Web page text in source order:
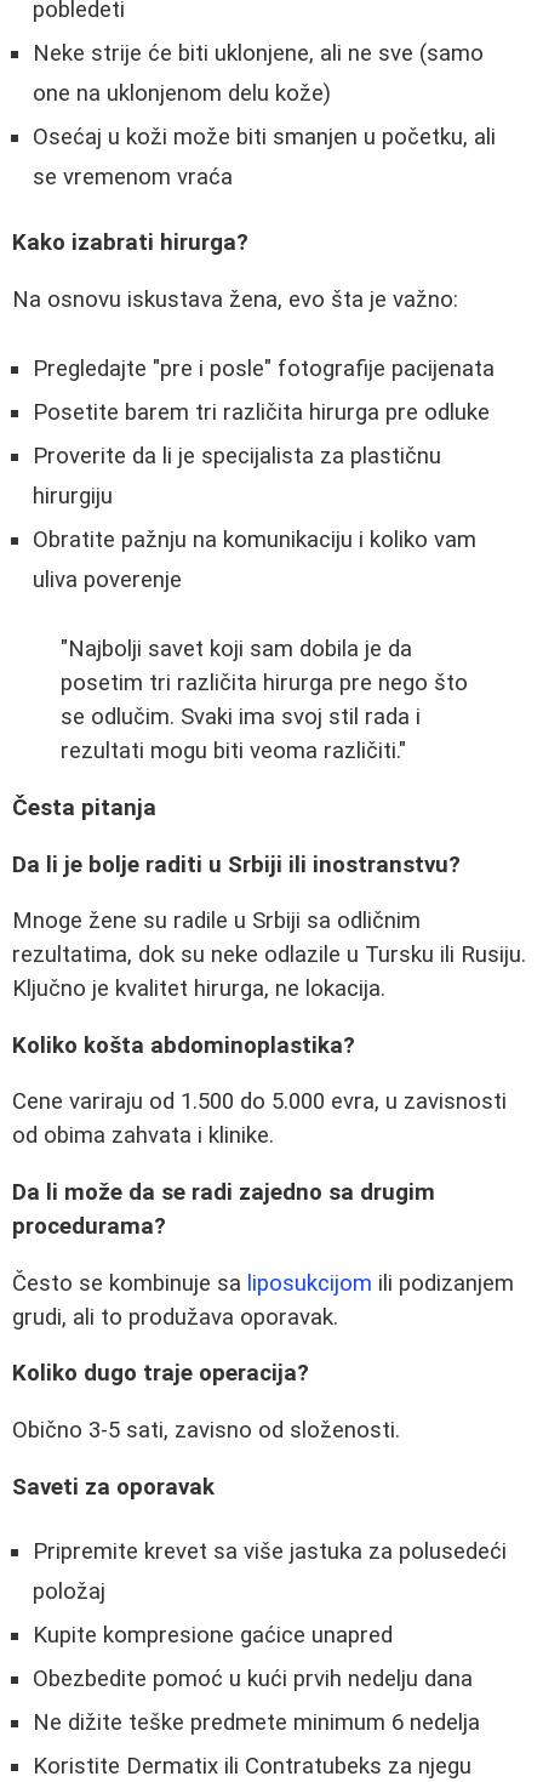
pobledeti
Neke strije će biti uklonjene, ali ne sve (samo
one na uklonjenom delu kože)
Osećaj u koži može biti smanjen u početku, ali
se vremenom vraća
Kako izabrati hirurga?
Na osnovu iskustava žena, evo šta je važno:
Pregledajte "pre i posle" fotografije pacijenata
Posetite barem tri različita hirurga pre odluke
Proverite da li je specijalista za plastičnu
hirurgiju
Obratite pažnju na komunikaciju i koliko vam
uliva poverenje
"Najbolji savet koji sam dobila je da
posetim tri različita hirurga pre nego što
se odlučim. Svaki ima svoj stil rada i
rezultati mogu biti veoma različiti."
Česta pitanja
Da li je bolje raditi u Srbiji ili inostranstvu?
Mnoge žene su radile u Srbiji sa odličnim
rezultatima, dok su neke odlazile u Tursku ili Rusiju.
Ključno je kvalitet hirurga, ne lokacija.
Koliko košta abdominoplastika?
Cene variraju od 1.500 do 5.000 evra, u zavisnosti
od obima zahvata i klinike.
Da li može da se radi zajedno sa drugim
procedurama?
Često se kombinuje sa liposukcijom ili podizanjem
grudi, ali to produžava oporavak.
Koliko dugo traje operacija?
Obično 3-5 sati, zavisno od složenosti.
Saveti za oporavak
Pripremite krevet sa više jastuka za polusedeći
položaj
Kupite kompresione gaćice unapred
Obezbedite pomoć u kući prvih nedelju dana
Ne dižite teške predmete minimum 6 nedelja
Koristite Dermatix ili Contratubeks za njegu